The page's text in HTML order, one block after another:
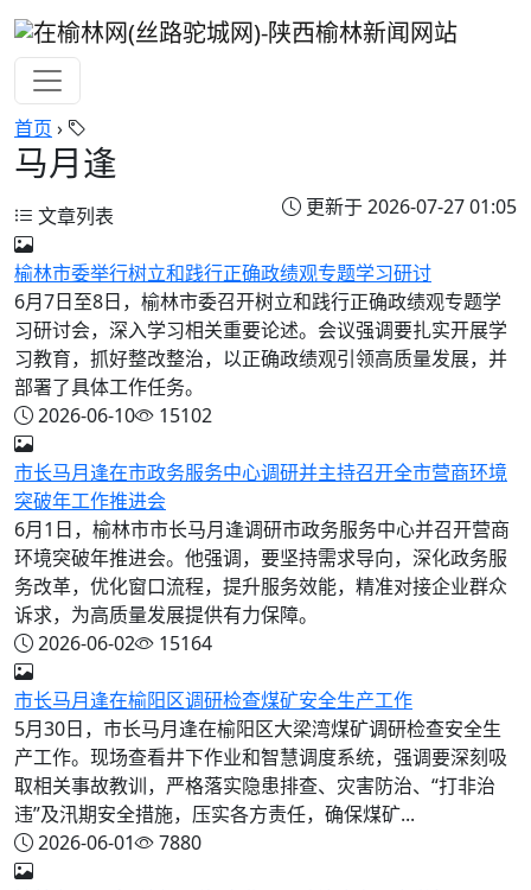
首页 ›
马月逢
更新于 2026-07-27 01:05
文章列表
榆林市委举行树立和践行正确政绩观专题学习研讨
6月7日至8日，榆林市委召开树立和践行正确政绩观专题学
习研讨会，深入学习相关重要论述。会议强调要扎实开展学
习教育，抓好整改整治，以正确政绩观引领高质量发展，并
部署了具体工作任务。
2026-06-10
15102
市长马月逢在市政务服务中心调研并主持召开全市营商环境
突破年工作推进会
6月1日，榆林市市长马月逢调研市政务服务中心并召开营商
环境突破年推进会。他强调，要坚持需求导向，深化政务服
务改革，优化窗口流程，提升服务效能，精准对接企业群众
诉求，为高质量发展提供有力保障。
2026-06-02
15164
市长马月逢在榆阳区调研检查煤矿安全生产工作
5月30日，市长马月逢在榆阳区大梁湾煤矿调研检查安全生
产工作。现场查看井下作业和智慧调度系统，强调要深刻吸
取相关事故教训，严格落实隐患排查、灾害防治、“打非治
违”及汛期安全措施，压实各方责任，确保煤矿...
2026-06-01
7880